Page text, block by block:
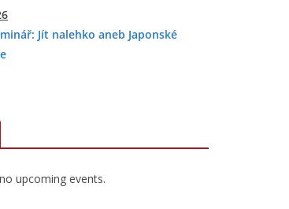
Jít nalehko aneb Japonské
upcoming events.